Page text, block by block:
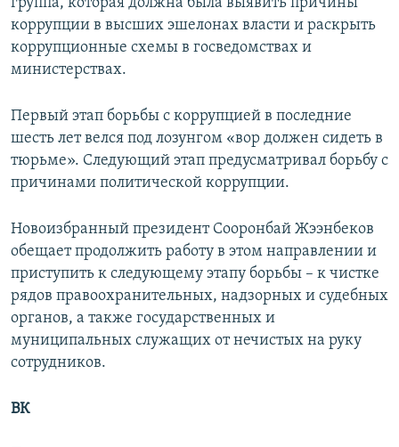
группа, которая должна была выявить причины
коррупции в высших эшелонах власти и раскрыть
коррупционные схемы в госведомствах и
министерствах.
Первый этап борьбы с коррупцией в последние
шесть лет велся под лозунгом «вор должен сидеть в
тюрьме». Следующий этап предусматривал борьбу с
причинами политической коррупции.
Новоизбранный президент Сооронбай Жээнбеков
обещает продолжить работу в этом направлении и
приступить к следующему этапу борьбы – к чистке
рядов правоохранительных, надзорных и судебных
органов, а также государственных и
муниципальных служащих от нечистых на руку
сотрудников.
ВК